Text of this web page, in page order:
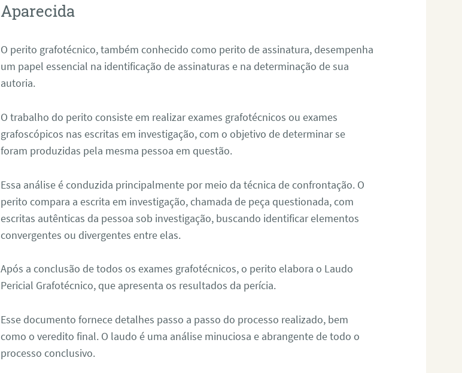
Aparecida
O perito grafotécnico, também conhecido como perito de assinatura, desempenha
um papel essencial na identificação de assinaturas e na determinação de sua
autoria.
O trabalho do perito consiste em realizar exames grafotécnicos ou exames
grafoscópicos nas escritas em investigação, com o objetivo de determinar se
foram produzidas pela mesma pessoa em questão.
Essa análise é conduzida principalmente por meio da técnica de confrontação. O
perito compara a escrita em investigação, chamada de peça questionada, com
escritas autênticas da pessoa sob investigação, buscando identificar elementos
convergentes ou divergentes entre elas.
Após a conclusão de todos os exames grafotécnicos, o perito elabora o Laudo
Pericial Grafotécnico, que apresenta os resultados da perícia.
Esse documento fornece detalhes passo a passo do processo realizado, bem
como o veredito final. O laudo é uma análise minuciosa e abrangente de todo o
processo conclusivo.